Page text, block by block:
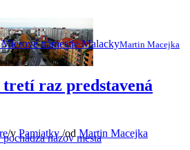
názov mesta
Martin Macejka
tretí raz predstavená
/v Pamiatky /od Martin Macejka